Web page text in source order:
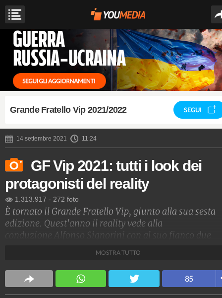
Grande Fratello Vip 2021/2022 SEGUI
14 settembre 2021 11:24
GF Vip 2021: tutti i look dei
protagonisti del reality
1.313.917 - 272 foto
È tornato il Grande Fratello Vip, giunto alla sua sesta
edizione. Quest'anno il reality vede alla
conduzione Alfonso Signorini con al suo fianco due
sono passati inosservati.
MOSTRA TUTTO
85